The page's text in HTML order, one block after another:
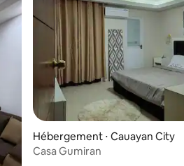
Hébergement ⋅ Cauayan City
Casa Gumiran